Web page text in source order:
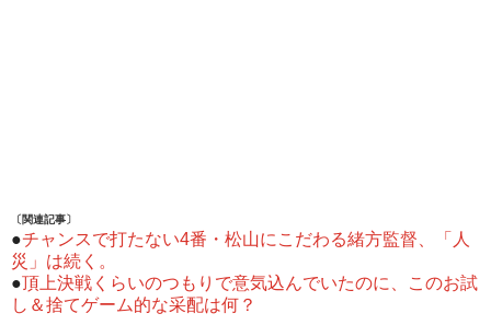
〔関連記事〕
●チャンスで打たない4番・松山にこだわる緒方監督、「人
災」は続く。
●頂上決戦くらいのつもりで意気込んでいたのに、このお試
し＆捨てゲーム的な采配は何？